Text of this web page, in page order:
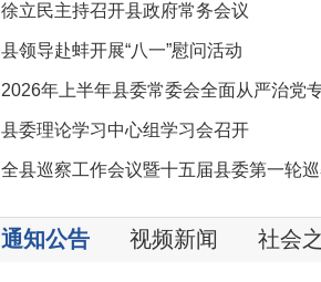
徐立民主持召开县政府常务会议
县领导赴蚌开展“八一”慰问活动
2026年上半年县委常委会全面从严治党
县委理论学习中心组学习会召开
通知公告 视频新闻 社会